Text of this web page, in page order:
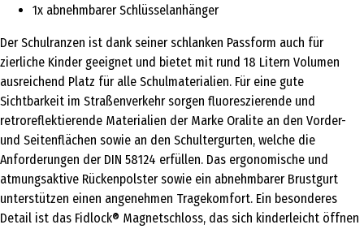
1x abnehmbarer Schlüsselanhänger
Der Schulranzen ist dank seiner schlanken Passform auch für
zierliche Kinder geeignet und bietet mit rund 18 Litern Volumen
ausreichend Platz für alle Schulmaterialien. Für eine gute
Sichtbarkeit im Straßenverkehr sorgen fluoreszierende und
retroreflektierende Materialien der Marke Oralite an den Vorder-
und Seitenflächen sowie an den Schultergurten, welche die
Anforderungen der DIN 58124 erfüllen. Das ergonomische und
atmungsaktive Rückenpolster sowie ein abnehmbarer Brustgurt
unterstützen einen angenehmen Tragekomfort. Ein besonderes
Detail ist das Fidlock® Magnetschloss, das sich kinderleicht öffnen